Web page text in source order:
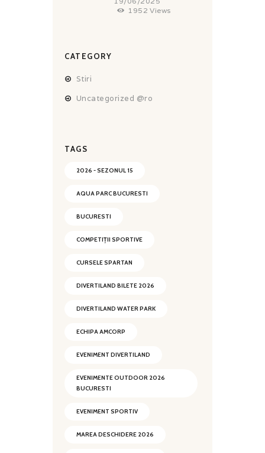
1952 Views
CATEGORY
Stiri
Uncategorized @ro
TAGS
2026 - SEZONUL 15
AQUA PARC BUCURESTI
BUCURESTI
COMPETIȚII SPORTIVE
CURSELE SPARTAN
DIVERTILAND BILETE 2026
DIVERTILAND WATER PARK
ECHIPA AMCORP
EVENIMENT DIVERTILAND
EVENIMENTE OUTDOOR 2026
BUCURESTI
EVENIMENT SPORTIV
MAREA DESCHIDERE 2026